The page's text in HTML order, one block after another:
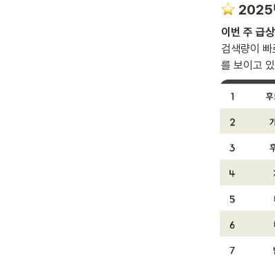
2025
이번 주 급
검색량이
를 보이고